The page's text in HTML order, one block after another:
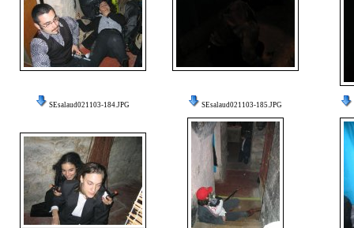
SEsalaud021103-184.JPG SEsalaud021103-185.JPG